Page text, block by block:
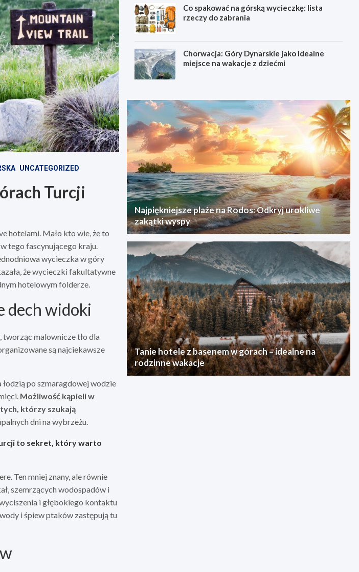
UNCATEGORIZED
Turcji
hotelami. Mało kto wie, że to
tego fascynującego kraju.
wycieczka w góry
że wycieczki fakultatywne
hotelowym folderze.
dech widoki
tworząc malownicze tło dla
są najciekawsze
po szmaragdowej wodzie
Możliwość kąpieli w
którzy szukają
dni na wybrzeżu.
to sekret, który warto
Ten mniej znany, ale równie
szemrzących wodospadów i
i głębokiego kontaktu
i śpiew ptaków zastępują tu
Co spakować na górską wycieczkę: lista
rzeczy do zabrania
Chorwacja: Góry Dynarskie jako idealne
miejsce na wakacje z dziećmi
Najpiękniejsze plaże na Rodos: Odkryj urokliwe
zakątki wyspy
Tanie hotele z basenem w górach – idealne na
rodzinne wakacje